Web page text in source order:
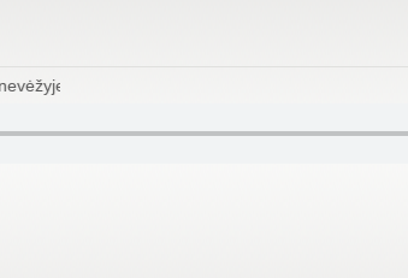
FM 103.0 MHz; Plungėje FM 97.3 MHz;